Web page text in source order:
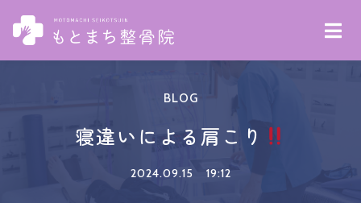
BLOG
寝違いによる肩こり
2024.09.15 19:12